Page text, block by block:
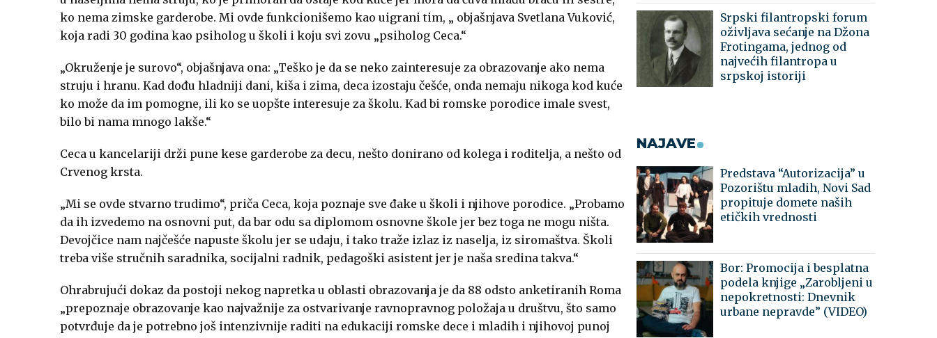
ko nema zimske garderobe. Mi ovde funkcionišemo kao uigrani tim, „ objašnjava Svetlana Vuković,
koja radi 30 godina kao psiholog u školi i koju svi zovu „psiholog Ceca.“
„Okruženje je surovo“, objašnjava ona: „Teško je da se neko zainteresuje za obrazovanje ako nema
struju i hranu. Kad dođu hladniji dani, kiša i zima, deca izostaju češće, onda nemaju nikoga kod kuće
ko može da im pomogne, ili ko se uopšte interesuje za školu. Kad bi romske porodice imale svest,
bilo bi nama mnogo lakše.“
Ceca u kancelariji drži pune kese garderobe za decu, nešto donirano od kolega i roditelja, a nešto od
Crvenog krsta.
„Mi se ovde stvarno trudimo“, priča Ceca, koja poznaje sve đake u školi i njihove porodice. „Probamo
da ih izvedemo na osnovni put, da bar odu sa diplomom osnovne škole jer bez toga ne mogu ništa.
Devojčice nam najčešće napuste školu jer se udaju, i tako traže izlaz iz naselja, iz siromaštva. Školi
treba više stručnih saradnika, socijalni radnik, pedagoški asistent jer je naša sredina takva.“
Ohrabrujući dokaz da postoji nekog napretka u oblasti obrazovanja je da 88 odsto anketiranih Roma
„prepoznaje obrazovanje kao najvažnije za ostvarivanje ravnopravnog položaja u društvu, što samo
potvrđuje da je potrebno još intenzivnije raditi na edukaciji romske dece i mladih i njihovoj punoj
Srpski filantropski forum
oživljava sećanje na Džona
Frotingama, jednog od
najvećih filantropa u
srpskoj istoriji
NAJAVE
Predstava “Autorizacija” u
Pozorištu mladih, Novi Sad
propituje domete naših
etičkih vrednosti
Bor: Promocija i besplatna
podela knjige „Zarobljeni u
nepokretnosti: Dnevnik
urbane nepravde” (VIDEO)